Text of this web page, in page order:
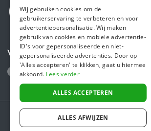
Volg ons
Secure payments powered by
ENGLISH
Wij gebruiken cookies om de
gebruikerservaring te verbeteren en voor
advertentiepersonalisatie. Wij maken
gebruik van cookies en mobiele advertentie-
ID's voor gepersonaliseerde en niet-
gepersonaliseerde advertenties. Door op
'Alles accepteren' te klikken, gaat u hiermee
akkoord. Lees verder
ALLES ACCEPTEREN
ALLES AFWIJZEN